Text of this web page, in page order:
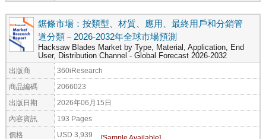
鋸條市場：按類型、材質、應用、最終用戶和分銷管
道分類－2026-2032年全球市場預測
Hacksaw Blades Market by Type, Material, Application, End
User, Distribution Channel - Global Forecast 2026-2032
出版商 360iResearch
商品編碼 2066023
出版日期 2026年06月15日
內容資訊 193 Pages
價格 USD 3,939